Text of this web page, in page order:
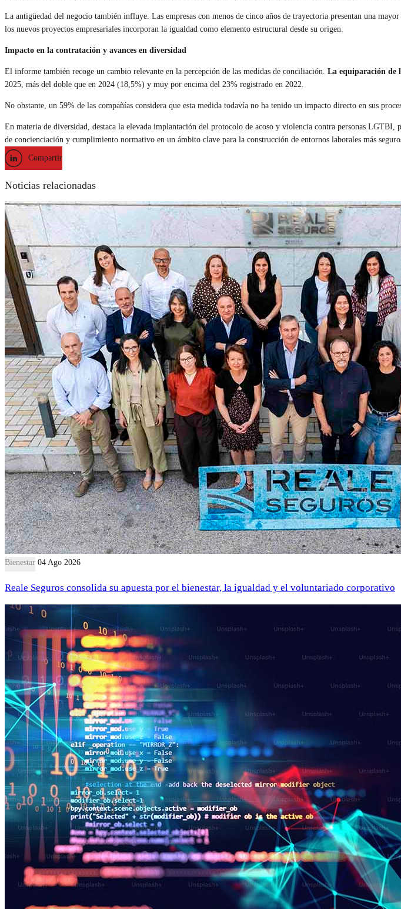
La antigüedad del negocio también influye. Las empresas con menos de cinco años de trayectoria presentan una
los nuevos proyectos empresariales incorporan la igualdad como elemento estructural desde su origen.
Impacto en la contratación y avances en diversidad
El informe también recoge un cambio relevante en la percepción de las medidas de conciliación. La equiparación de
2025, más del doble que en 2024 (18,5%) y muy por encima del 23% registrado en 2022.
No obstante, un 59% de las compañías considera que esta medida todavía no ha tenido un impacto directo en sus
En materia de diversidad, destaca la elevada implantación del protocolo de acoso y violencia contra personas
de concienciación y cumplimiento normativo en un ámbito clave para la construcción de entornos laborales más
Compartir
Noticias relacionadas
Bienestar 04 Ago 2026
Reale Seguros consolida su apuesta por el bienestar, la igualdad y el voluntariado corporativo